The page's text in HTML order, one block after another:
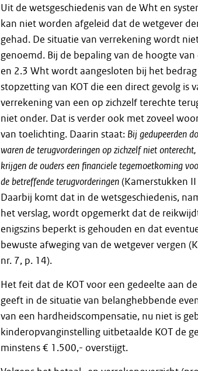
Uit de wetsgeschiedenis van de Wht en
kan niet worden afgeleid dat de wetgever
gehad. De situatie van verrekening wordt
genoemd. Bij de bepaling van de hoogte
en 2.3 Wht wordt aangesloten bij het
stopzetting van KOT die een direct gevolg is
verrekening van een op zichzelf terechte
niet onder. Dat is verder ook met zoveel
van toelichting. Daarin staat: Bijgedupeerden
warendeterugvorderingenopzichzelfnietonterecht,
krijgendeouderseen financieletegemoetkoming
debetreffendeterugvorderingen(Kamerstukken
Daarbij komt dat in de wetsgeschiedenis,
het verslag, wordt opgemerkt dat de
enigszins beperkt is gehouden en dat
bewuste afweging van de wetgever vergen
nr. 7, p. 14).
Het feit dat de KOT voor een gedeelte aan
geeft in de situatie van belanghebbende
van een hardheidscompensatie, nu niet is
kinderopvanginstelling uitbetaalde KOT de
minstens € 1.500,- overstijgt.